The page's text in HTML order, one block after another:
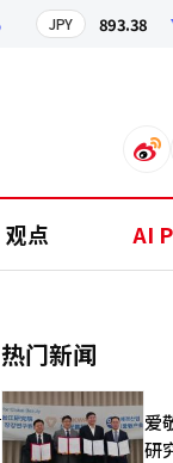
JPY 893.38
观点 AI
热门新闻
爱
研